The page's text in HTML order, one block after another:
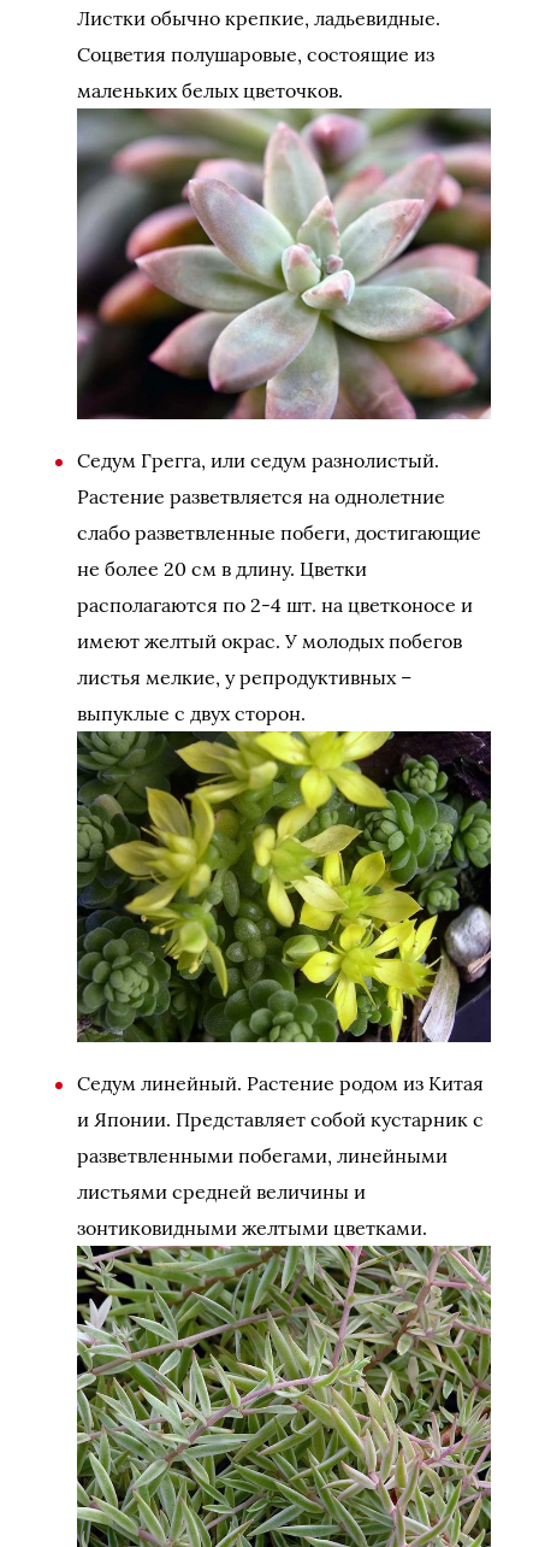
Листки обычно крепкие, ладьевидные.
Соцветия полушаровые, состоящие из
маленьких белых цветочков.
Седум Грегга, или седум разнолистый.
Растение разветвляется на однолетние
слабо разветвленные побеги, достигающие
не более 20 см в длину. Цветки
располагаются по 2-4 шт. на цветконосе и
имеют желтый окрас. У молодых побегов
листья мелкие, у репродуктивных –
выпуклые с двух сторон.
Седум линейный. Растение родом из Китая
и Японии. Представляет собой кустарник с
разветвленными побегами, линейными
листьями средней величины и
зонтиковидными желтыми цветками.